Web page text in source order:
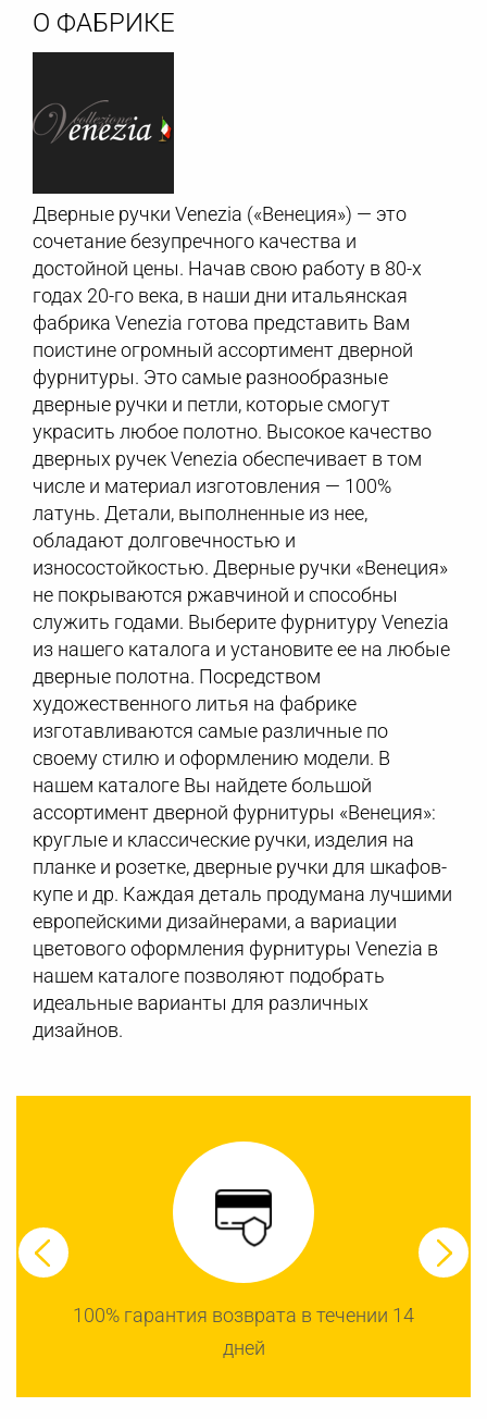
О ФАБРИКЕ
Дверные ручки Venezia («Венеция») — это
сочетание безупречного качества и
достойной цены. Начав свою работу в 80-х
годах 20-го века, в наши дни итальянская
фабрика Venezia готова представить Вам
поистине огромный ассортимент дверной
фурнитуры. Это самые разнообразные
дверные ручки и петли, которые смогут
украсить любое полотно. Высокое качество
дверных ручек Venezia обеспечивает в том
числе и материал изготовления — 100%
латунь. Детали, выполненные из нее,
обладают долговечностью и
износостойкостью. Дверные ручки «Венеция»
не покрываются ржавчиной и способны
служить годами. Выберите фурнитуру Venezia
из нашего каталога и установите ее на любые
дверные полотна. Посредством
художественного литья на фабрике
изготавливаются самые различные по
своему стилю и оформлению модели. В
нашем каталоге Вы найдете большой
ассортимент дверной фурнитуры «Венеция»:
круглые и классические ручки, изделия на
планке и розетке, дверные ручки для шкафов-
купе и др. Каждая деталь продумана лучшими
европейскими дизайнерами, а вариации
цветового оформления фурнитуры Venezia в
нашем каталоге позволяют подобрать
идеальные варианты для различных
дизайнов.
100% гарантия возврата в течении 14
дней